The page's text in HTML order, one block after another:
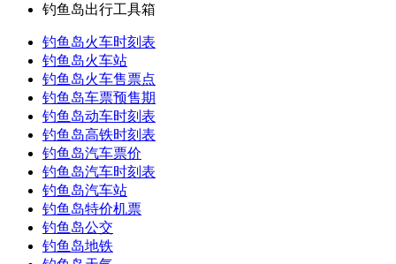
钓鱼岛出行工具箱
钓鱼岛火车时刻表
钓鱼岛火车站
钓鱼岛火车售票点
钓鱼岛车票预售期
钓鱼岛动车时刻表
钓鱼岛高铁时刻表
钓鱼岛汽车票价
钓鱼岛汽车时刻表
钓鱼岛汽车站
钓鱼岛特价机票
钓鱼岛公交
钓鱼岛地铁